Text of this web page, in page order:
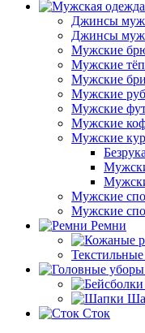
Джинсы
Джинсы
Мужские
Мужские
Мужские
Мужские
Мужские
Мужские
Мужские
Мужские
Мужские
Ремни
Сток